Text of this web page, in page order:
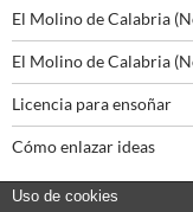
El Molino de Calabria
El Molino de Calabria
Licencia para ensoñar
Cómo enlazar ideas
Uso de cookies